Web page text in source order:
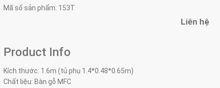
Mã số sản phẩm: 153T
Liên hệ
Product Info
Kích thước: 1.6m (tủ phụ 1.4*0.48*0.65m)
Chất liệu: Bàn gỗ MFC